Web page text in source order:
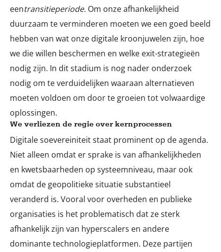
eentransitieperiode. Om onze afhankelijkheid
duurzaam te verminderen moeten we een goed beeld
hebben van wat onze digitale kroonjuwelen zijn, hoe
we die willen beschermen en welke exit-strategieën
nodig zijn. In dit stadium is nog nader onderzoek
nodig om te verduidelijken waaraan alternatieven
moeten voldoen om door te groeien tot volwaardige
oplossingen.
We verliezen de regie over kernprocessen
Digitale soevereiniteit staat prominent op de agenda.
Niet alleen omdat er sprake is van afhankelijkheden
en kwetsbaarheden op systeemniveau, maar ook
omdat de geopolitieke situatie substantieel
veranderd is. Vooral voor overheden en publieke
organisaties is het problematisch dat ze sterk
afhankelijk zijn van hyperscalers en andere
dominante technologieplatformen. Deze partijen